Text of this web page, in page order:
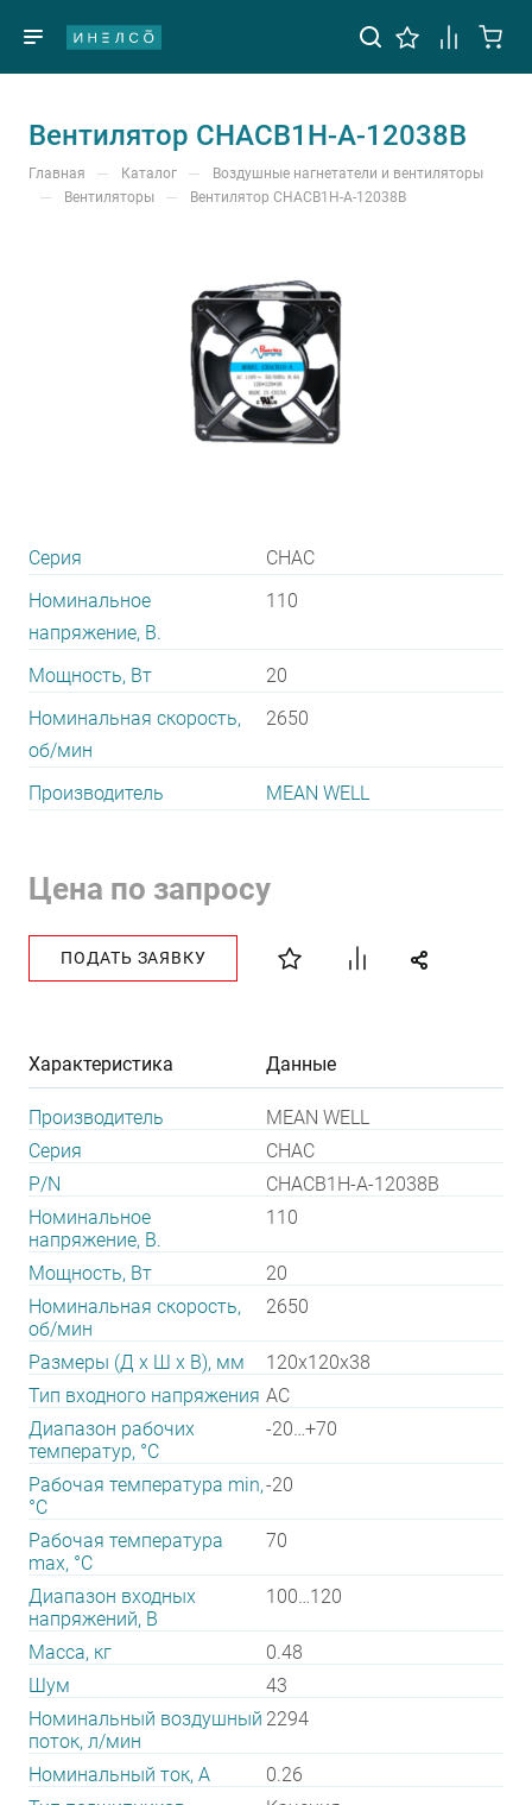
Вентилятор CHACB1H-A-12038B
Главная — Каталог — Воздушные нагнетатели и вентиляторы
— Вентиляторы — Вентилятор CHACB1H-A-12038B
Серия
CHAC
Номинальное
напряжение, В.
110
Мощность, Вт
20
Номинальная скорость,
об/мин
2650
Производитель MEAN WELL
Цена по запросу
ПОДАТЬ ЗАЯВКУ
Характеристика Данные
Производитель
MEAN WELL
Серия
CHAC
P/N
CHACB1H-A-12038B
Номинальное
напряжение, В.
110
Мощность, Вт
20
Номинальная скорость,
об/мин
2650
Размеры (Д х Ш х В), мм
120х120х38
Тип входного напряжения AC
Диапазон рабочих
температур, °С
-20…+70
Рабочая температура min,
°С
-20
Рабочая температура
max, °С
70
Диапазон входных
напряжений, В
100…120
Масса, кг
0.48
Шум
43
Номинальный воздушный
поток, л/мин
2294
Номинальный ток, А
0.26